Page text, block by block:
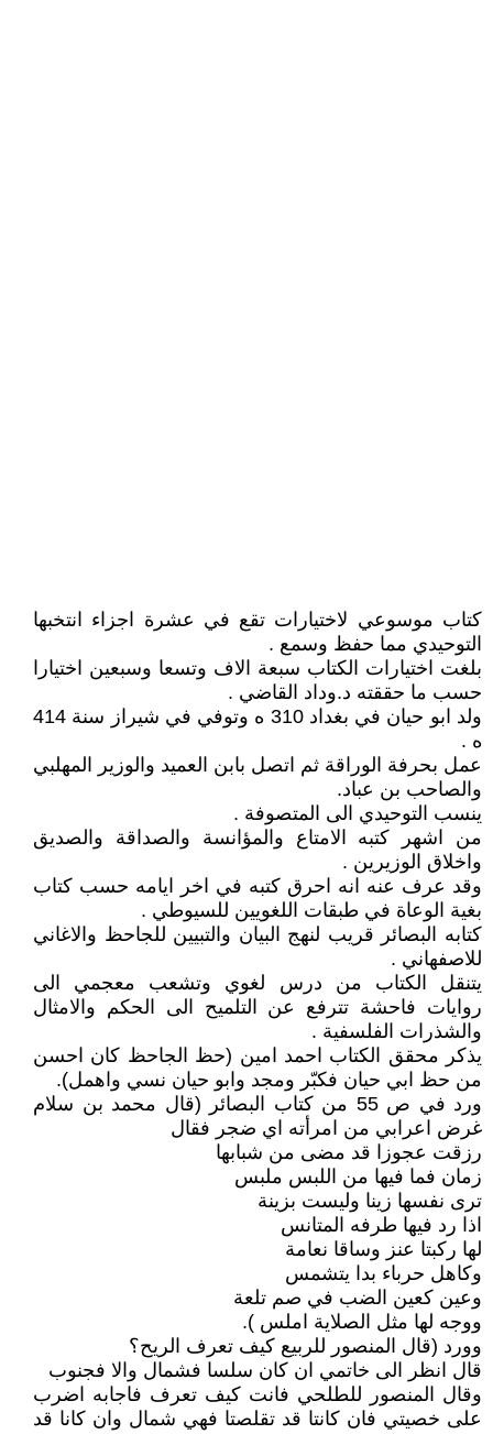
كتاب موسوعي لاختيارات تقع في عشرة اجزاء انتخبها
التوحيدي مما حفظ وسمع .
بلغت اختيارات الكتاب سبعة الاف وتسعا وسبعين اختيارا
حسب ما حققته د.وداد القاضي .
ولد ابو حيان في بغداد 310 ه وتوفي في شيراز سنة 414
ه .
عمل بحرفة الوراقة ثم اتصل بابن العميد والوزير المهلبي
والصاحب بن عباد.
ينسب التوحيدي الى المتصوفة .
من اشهر كتبه الامتاع والمؤانسة والصداقة والصديق
واخلاق الوزيرين .
وقد عرف عنه انه احرق كتبه في اخر ايامه حسب كتاب
بغية الوعاة في طبقات اللغويين للسيوطي .
كتابه البصائر قريب لنهج البيان والتبيين للجاحظ والاغاني
للاصفهاني .
يتنقل الكتاب من درس لغوي وتشعب معجمي الى
روايات فاحشة تترفع عن التلميح الى الحكم والامثال
والشذرات الفلسفية .
يذكر محقق الكتاب احمد امين (حظ الجاحظ كان احسن
من حظ ابي حيان فكبّر ومجد وابو حيان نسي واهمل).
ورد في ص 55 من كتاب البصائر (قال محمد بن سلام
غرض اعرابي من امرأته اي ضجر فقال
رزقت عجوزا قد مضى من شبابها
زمان فما فيها من اللبس ملبس
ترى نفسها زينا وليست بزينة
اذا رد فيها طرفه المتانس
لها ركبتا عنز وساقا نعامة
وكاهل حرباء بدا يتشمس
وعين كعين الضب في صم تلعة
ووجه لها مثل الصلاية املس ).
وورد (قال المنصور للربيع كيف تعرف الريح؟
قال انظر الى خاتمي ان كان سلسا فشمال والا فجنوب
وقال المنصور للطلحي فانت كيف تعرف فاجابه اضرب
على خصيتي فان كانتا قد تقلصتا فهي شمال وان كانا قد